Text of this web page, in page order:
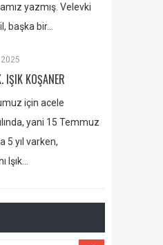
yazmış. Velevki
başka bir…
IŞIK KOŞANER
için acele
yani 15 Temmuz
5 yıl varken,